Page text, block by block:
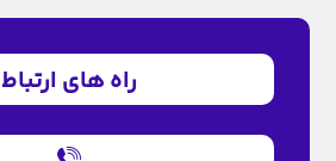
راه های ارتباط